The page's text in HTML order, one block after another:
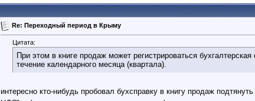
Re: Переходный период в Крыму
Цитата:
При этом в книге продаж может регистрироваться
течение календарного месяца (квартала).
интересно кто-нибудь пробовал бухсправку в книгу продаж